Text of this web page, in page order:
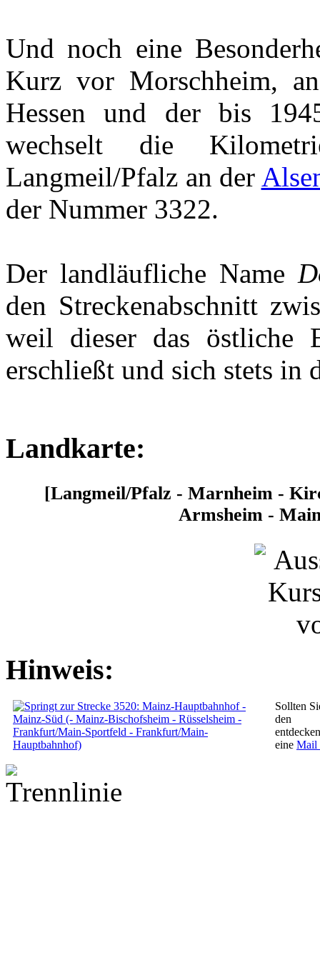
Und noch eine
Kurz vor Morschheim,
Hessen und der bis
wechselt die
Langmeil/Pfalz an der
der Nummer 3322.
Der landläufliche Name
den Streckenabschnitt
weil dieser das östliche
erschließt und sich stets in
Landkarte:
[Langmeil/Pfalz - Marnheim -
Armsheim -
Hinweis:
Sollten
den
eine Mail